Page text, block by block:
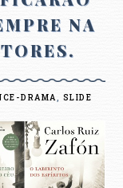
NA
DRAMA, SLIDE